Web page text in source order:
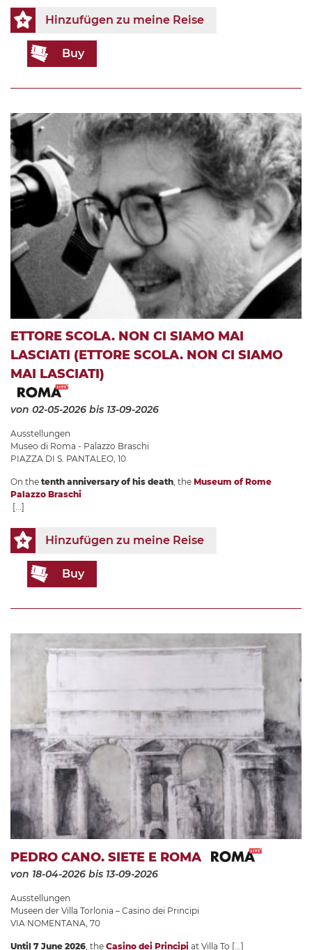
Hinzufügen zu meine Reise
Buy
ETTORE SCOLA. NON CI SIAMO MAI
LASCIATI (ETTORE SCOLA. NON CI SIAMO
MAI LASCIATI)
von 02-05-2026 bis 13-09-2026
Ausstellungen
Museo di Roma - Palazzo Braschi
PIAZZA DI S. PANTALEO, 10
On the tenth anniversary of his death, the Museum of Rome
Palazzo Braschi
[...]
Hinzufügen zu meine Reise
Buy
PEDRO CANO. SIETE E ROMA
von 18-04-2026 bis 13-09-2026
Ausstellungen
Museen der Villa Torlonia – Casino dei Principi
VIA NOMENTANA, 70
Until 7 June 2026 , the Casino dei Principi at Villa To [...]